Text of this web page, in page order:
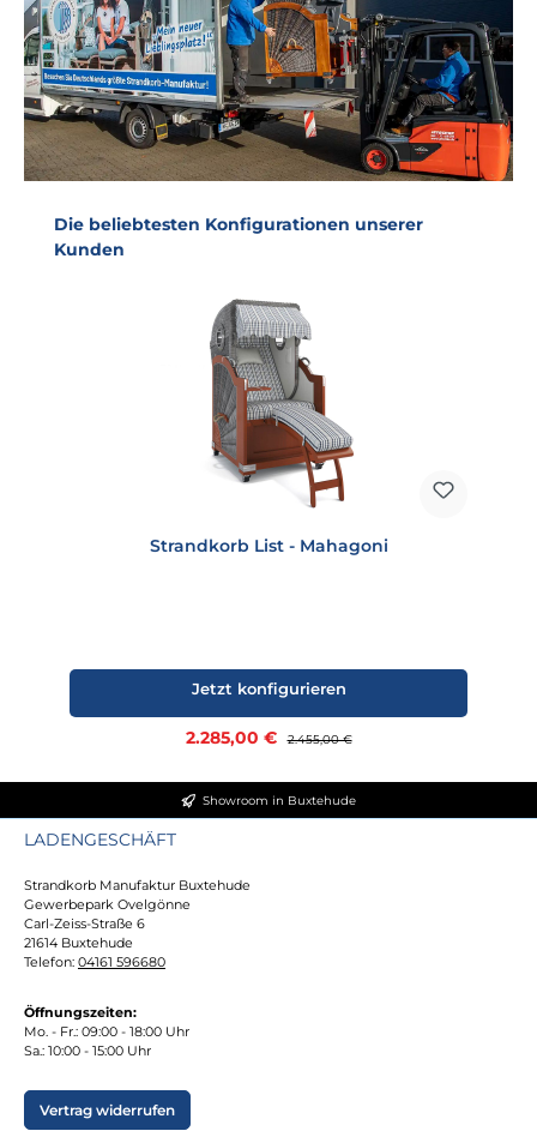
Produktgalerie überspringen
Die beliebtesten Konfigurationen unserer
Kunden
Strandkorb List - Mahagoni
Verkaufspreis:
2.285,00 € Regulärer Preis:
2.455,00 €
Jetzt konfigurieren
Showroom in Buxtehude
LADENGESCHÄFT
Strandkorb Manufaktur Buxtehude
Gewerbepark Ovelgönne
Carl-Zeiss-Straße 6
21614 Buxtehude
Telefon: 04161 596680
Öffnungszeiten:
Mo. - Fr.: 09:00 - 18:00 Uhr
Sa.: 10:00 - 15:00 Uhr
Vertrag widerrufen